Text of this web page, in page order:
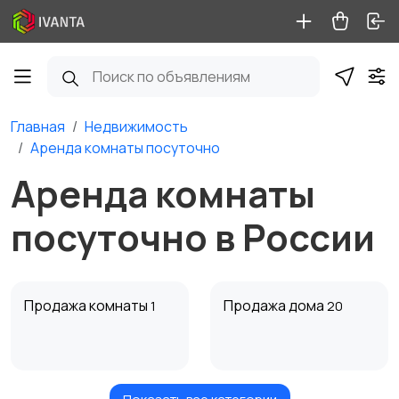
Главная
Недвижимость
Аренда комнаты посуточно
Аренда комнаты
посуточно в России
Продажа комнаты 1 Продажа дома 20